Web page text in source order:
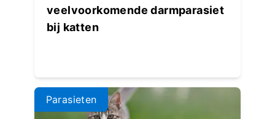
veelvoorkomende darmparasiet
bij katten
Parasieten